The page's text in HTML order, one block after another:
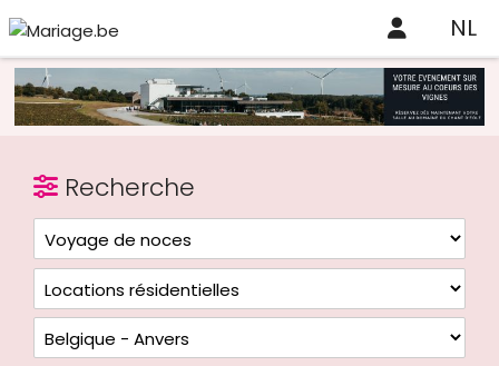
NL
Recherche